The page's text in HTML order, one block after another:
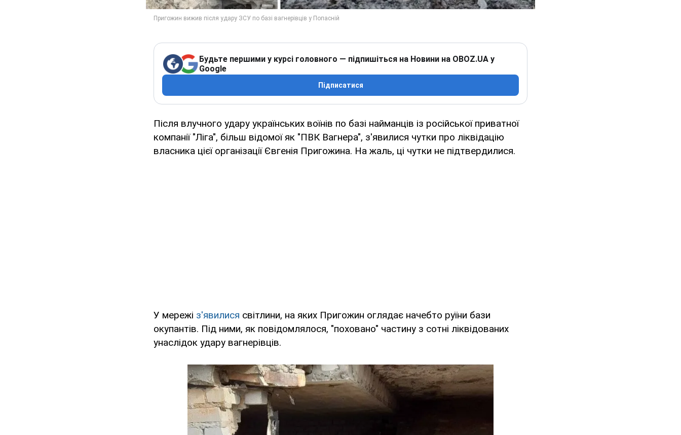
Будьте першими у курсі головного — підпишіться на Новини на OBOZ.UA у
Google
Підписатися
Після влучного удару українських воїнів по базі найманців із російської приватної
компанії "Ліга", більш відомої як "ПВК Вагнера", з'явилися чутки про ліквідацію
власника цієї організації Євгенія Пригожина. На жаль, ці чутки не підтвердилися.
У мережі з'явилися світлини, на яких Пригожин оглядає начебто руїни бази
окупантів. Під ними, як повідомлялося, "поховано" частину з сотні ліквідованих
унаслідок удару вагнерівців.